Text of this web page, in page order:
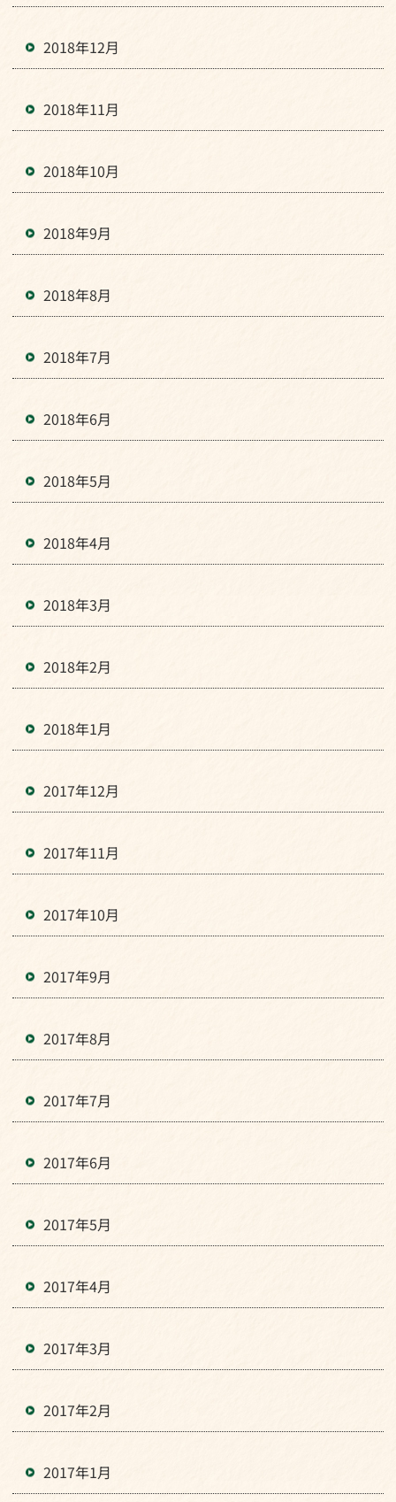
2018年12月
2018年11月
2018年10月
2018年9月
2018年8月
2018年7月
2018年6月
2018年5月
2018年4月
2018年3月
2018年2月
2018年1月
2017年12月
2017年11月
2017年10月
2017年9月
2017年8月
2017年7月
2017年6月
2017年5月
2017年4月
2017年3月
2017年2月
2017年1月